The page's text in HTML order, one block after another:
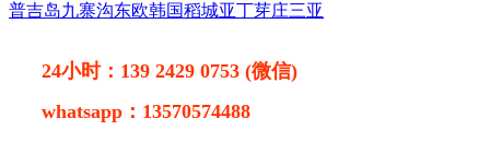
普吉岛九寨沟东欧韩国稻城亚丁芽庄三亚
24小时： 139 2429 0753 (微信)
whatsapp： 13570574488